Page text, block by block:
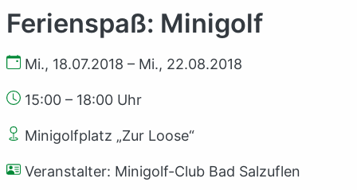
Ferienspaß: Minigolf
Mi., 18.07.2018 – Mi., 22.08.2018
15:00 – 18:00 Uhr
Minigolfplatz „Zur Loose“
Veranstalter: Minigolf-Club Bad Salzuflen